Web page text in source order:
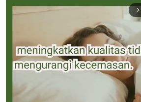
arrow_forward_ios